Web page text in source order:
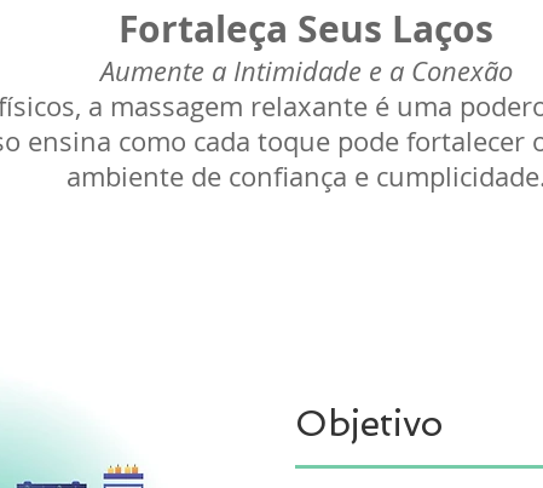
Fortaleça Seus Laços
Aumente a Intimidade e a Conexão
a massagem relaxante é uma
ensina como cada toque pode fortalecer
ambiente de confiança e
Objetivo